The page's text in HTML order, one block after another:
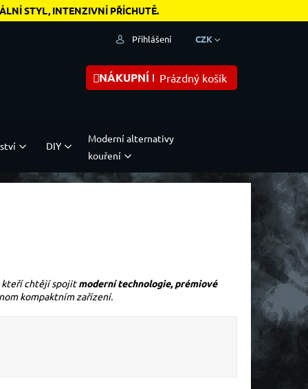
STYL, INTENZIVNÍ PŘÍCHUTĚ.
CZK
Přihlášení
NÁKUPNÍ KOŠÍKPrázdný košík
DIY
Moderní alternativy
kouření
kteří chtějí spojitmoderní technologie, prémiové
kompaktním zařízení.